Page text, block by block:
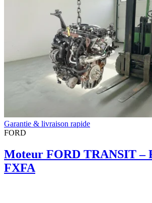
Garantie & livraison rapide
FORD
Moteur FORD TRANSIT –
FXFA